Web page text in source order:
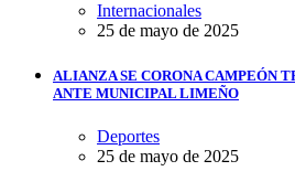
Internacionales
25 de mayo de 2025
ALIANZA SE CORONA CAMPEÓN
ANTE MUNICIPAL LIMEÑO
Deportes
25 de mayo de 2025